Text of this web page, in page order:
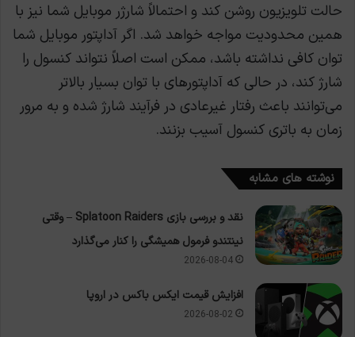
حالت تلویزیون روشن کند و احتمالاً شارژر موبایل شما نیز با
همین محدودیت مواجه خواهد شد. اگر آداپتور موبایل شما
توان کافی نداشته باشد، ممکن است اصلاً نتواند کنسول را
شارژ کند، در حالی که آداپتورهای با توان بسیار بالاتر
می‌توانند باعث رفتار غیرعادی در فرآیند شارژ شده و به مرور
زمان به باتری کنسول آسیب بزنند.
نوشته های مشابه
نقد و بررسی بازی Splatoon Raiders – وقتی
نینتندو فرمول همیشگی را کنار می‌گذارد
2026-08-04
افزایش قیمت ایکس باکس در اروپا
2026-08-02